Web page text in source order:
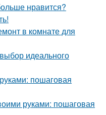
нравится?
в комнате для
идеального
пошаговая
руками: пошаговая